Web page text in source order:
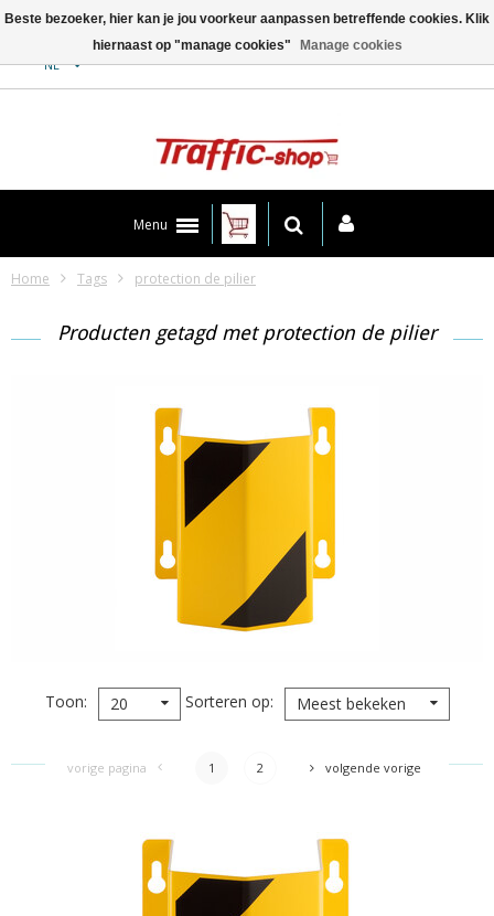
NL
Menu
Home Tags protection de pilier
Producten getagd met protection de pilier
Toon 20 Sorteren op Meest bekeken
vorige pagina 1 2 volgende vorige
Beste bezoeker, hier kan je jou voorkeur aanpassen betreffende cookies. Klik
hiernaast op "manage cookies"
Manage cookies